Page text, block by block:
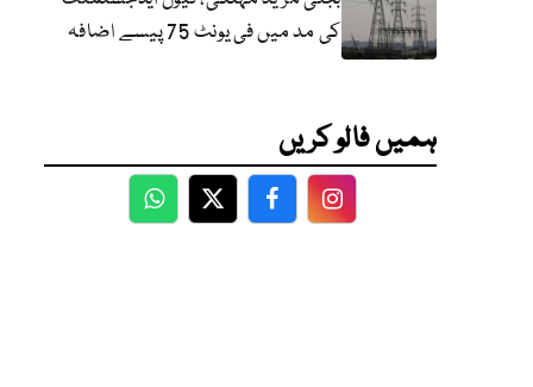
کی مد میں فی یونٹ 75 پیسے اضافہ
ہمیں فالو کریں
WhatsApp
TwitterFacebookFacebook